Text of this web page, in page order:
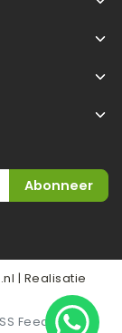
Abonneer
| Realisatie
Feed